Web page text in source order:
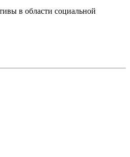
в области социальной